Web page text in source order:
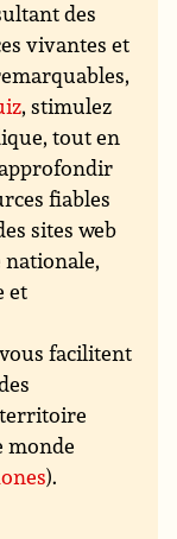
des
vivantes et
, stimulez
tout en
fiables
sites web
nationale,
et
facilitent
monde
).